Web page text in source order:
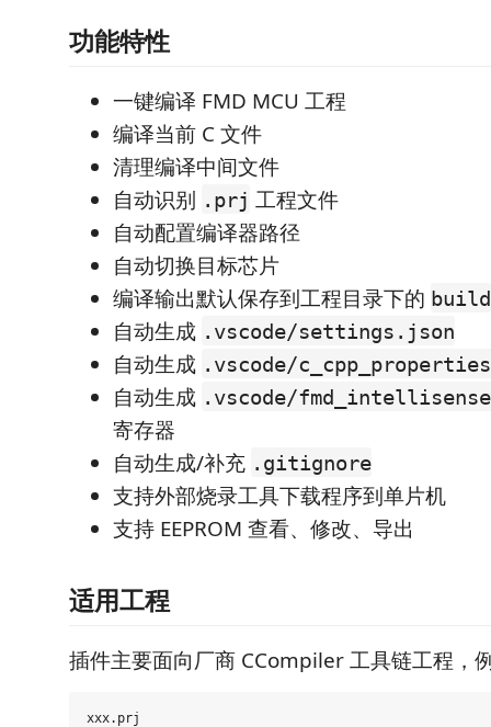
功能特性
一键编译 FMD MCU 工程
编译当前 C 文件
清理编译中间文件
自动识别 .prj 工程文件
自动配置编译器路径
自动切换目标芯片
编译输出默认保存到工程目录下的 build
自动生成 .vscode/settings.json
自动生成 .vscode/
自动生成 .vscode/
寄存器
自动生成/补充 .gitignore
支持外部烧录工具下载程序到单片机
支持 EEPROM 查看、修改、导出
适用工程
插件主要面向厂商 CCompiler 工具链工程，
xxx.prj